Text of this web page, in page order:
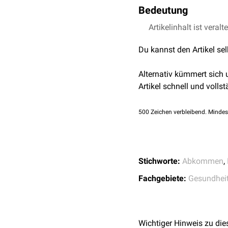
Souveränität über
die Aufteilung der
einvernehmlich
Das Protokoll erfasst
Bedeutung
Mit Stand August 2025
In derMedizinist das
aufgebaut. Dieses soll
vom klassischen
Artikelinhalt ist
Du kannst den Artikel
Alternativ kümmert sich
Artikel schnell und
500 Zeichen verbleibend.
Stichworte: Abkommen,
Fachgebiete:
Wichtiger Hinweis zu